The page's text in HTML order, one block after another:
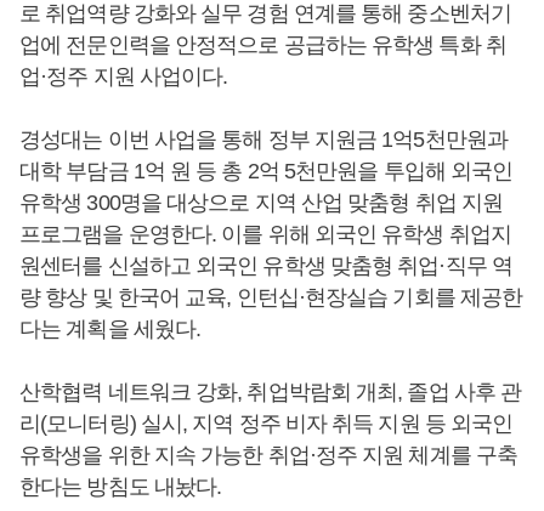
로 취업역량 강화와 실무 경험 연계를 통해 중소벤처기
업에 전문인력을 안정적으로 공급하는 유학생 특화 취
업·정주 지원 사업이다.
경성대는 이번 사업을 통해 정부 지원금 1억5천만원과
대학 부담금 1억 원 등 총 2억 5천만원을 투입해 외국인
유학생 300명을 대상으로 지역 산업 맞춤형 취업 지원
프로그램을 운영한다. 이를 위해 외국인 유학생 취업지
원센터를 신설하고 외국인 유학생 맞춤형 취업·직무 역
량 향상 및 한국어 교육, 인턴십·현장실습 기회를 제공한
다는 계획을 세웠다.
산학협력 네트워크 강화, 취업박람회 개최, 졸업 사후 관
리(모니터링) 실시, 지역 정주 비자 취득 지원 등 외국인
유학생을 위한 지속 가능한 취업·정주 지원 체계를 구축
한다는 방침도 내놨다.